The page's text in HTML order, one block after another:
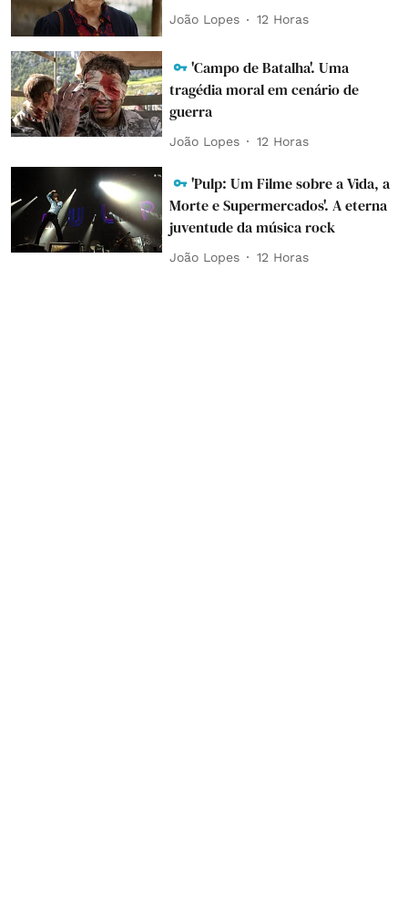
João Lopes 12 Horas
'Campo de Batalha'. Uma
tragédia moral em cenário de
guerra
João Lopes 12 Horas
'Pulp: Um Filme sobre a Vida, a
Morte e Supermercados'. A eterna
juventude da música rock
João Lopes 12 Horas